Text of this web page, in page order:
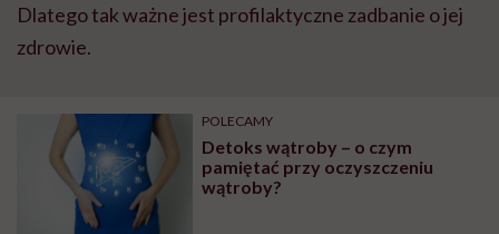
Dlatego tak ważne jest profilaktyczne zadbanie o jej
zdrowie.
POLECAMY
Detoks wątroby – o czym
pamiętać przy oczyszczeniu
wątroby?